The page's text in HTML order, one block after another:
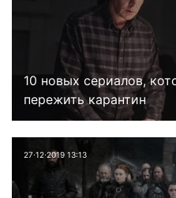
10 новых сериалов,
пережить карантин
27⋅12⋅2019 13:13